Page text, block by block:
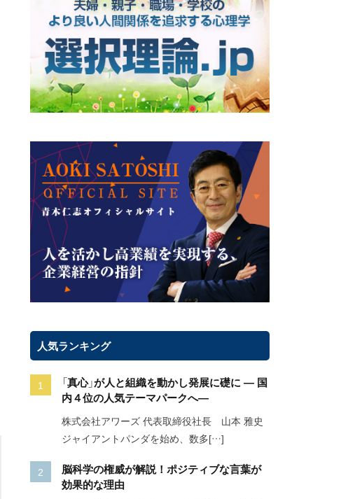
人気ランキング
「真心」が人と組織を動かし発展に礎に ― 国
内４位の人気テーマパークへ―
株式会社アワーズ 代表取締役社長 山本 雅史
ジャイアントパンダを始め、数多[…]
脳科学の権威が解説！ポジティブな言葉が
効果的な理由